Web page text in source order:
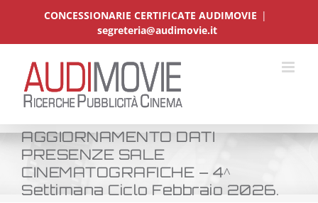
CONCESSIONARIE CERTIFICATE AUDIMOVIE |
segreteria@audimovie.it
AGGIORNAMENTO DATI
PRESENZE SALE
CINEMATOGRAFICHE – 4^
Settimana Ciclo Febbraio 2026.